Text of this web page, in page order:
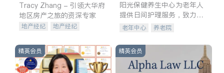
Tracy Zhang - 引领大华府
地区房产之旅的资深专家
地产经纪
地产经纪
商铺租售
开发商建商
阳光保健养生中心为老年人
提供日间护理服务，致力于
通过持续的护理创新来有效
老年中心 养老院
精英会员 精英会员